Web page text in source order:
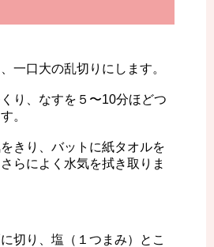
一口大の乱切りにします。
り、なすを５〜10分ほどつ
。
きり、バットに紙タオルを
らによく水気を拭き取りま
切り、塩（１つまみ）とこ